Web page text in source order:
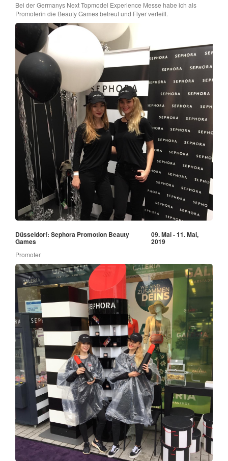
Bei der Germanys Next Topmodel Experience Messe habe ich als
Promoterin die Beauty Games betreut und Flyer verteilt.
Düsseldorf: Sephora Promotion Beauty
Games
09. Mai - 11. Mai,
2019
Promoter